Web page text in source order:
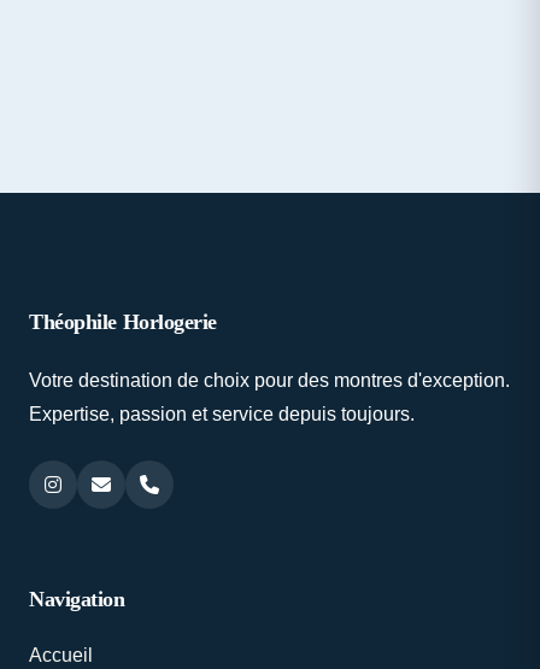
Théophile Horlogerie
Votre destination de choix pour des montres d'exception.
Expertise, passion et service depuis toujours.
Navigation
Accueil